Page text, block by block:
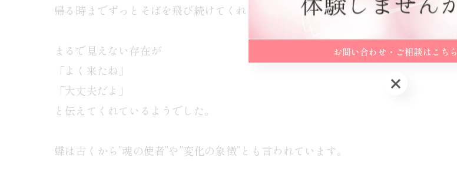
帰る時までずっとそばを飛び続けてくれて…
まるで見えない存在が
「よく来たね」
「大丈夫だよ」
と伝えてくれているようでした。
蝶は古くから”魂の使者”や”変化の象徴”とも言われています。
お問い合わせ・ご相談はこちら
お問い合わせ・ご相談はこちら